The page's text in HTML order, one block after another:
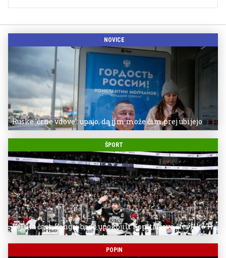
NOVICE
Ruske 'črne vdove': upajo, da jim može čim prej ubijejo
ŠPORT
Velika čast: Kingsi bodo upokojili Kopitarjevo številko 11
POPIN